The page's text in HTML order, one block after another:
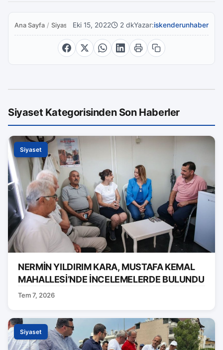
Ana Sayfa / SiyasetEki 15, 2022 2 dkYazar:iskenderunhaber
Siyaset Kategorisinden Son Haberler
Siyaset
NERMİN YILDIRIM KARA, MUSTAFA KEMAL
MAHALLESİ’NDE İNCELEMELERDE BULUNDU
Tem 7, 2026
Siyaset